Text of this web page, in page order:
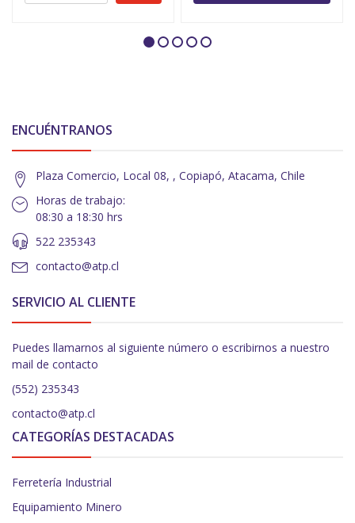
ENCUÉNTRANOS
Plaza Comercio, Local 08, , Copiapó, Atacama, Chile
Horas de trabajo:
08:30 a 18:30 hrs
522 235343
contacto@atp.cl
SERVICIO AL CLIENTE
Puedes llamarnos al siguiente número o escribirnos a nuestro
mail de contacto
(552) 235343
contacto@atp.cl
CATEGORÍAS DESTACADAS
Ferretería Industrial
Equipamiento Minero